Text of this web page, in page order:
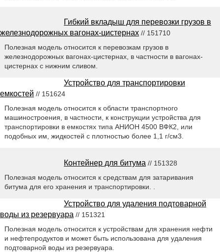
Гибкий вкладыш для перевозки грузов в
железнодорожных вагонах-цистернах // 151710
Полезная модель относится к перевозкам грузов в
железнодорожных вагонах-цистернах, в частности в вагонах-
цистернах с нижним сливом.
Устройство для транспортировки
емкостей // 151624
Полезная модель относится к области транспортного
машиностроения, в частности, к конструкции устройства для
транспортировки в емкостях типа АНИОН 4500 ВФК2, или
подобных им, жидкостей с плотностью более 1,1 г/см3.
Контейнер для битума // 151328
Полезная модель относится к средствам для затаривания
битума для его хранения и транспортировки. .
Устройство для удаления подтоварной
воды из резервуара // 151321
Полезная модель относится к устройствам для хранения нефти
и нефтепродуктов и может быть использована для удаления
подтоварной воды из резервуара.